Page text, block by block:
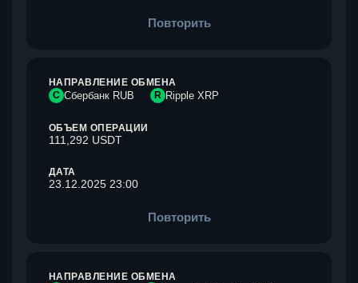
Повторить
НАПРАВЛЕНИЕ ОБМЕНА
С Сбербанк RUB R Ripple XRP
ОБЪЕМ ОПЕРАЦИИ
111,292 USDT
ДАТА
23.12.2025 23:00
Повторить
НАПРАВЛЕНИЕ ОБМЕНА